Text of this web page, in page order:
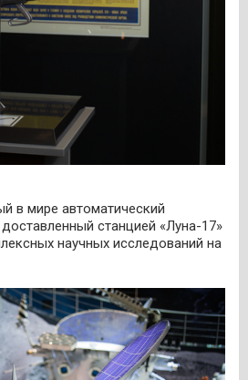
в мире автоматический
станцией «Луна-17»
научных исследований на